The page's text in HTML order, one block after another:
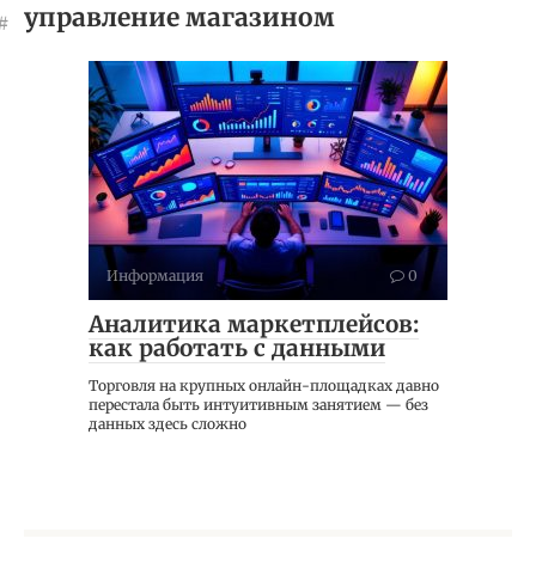
управление магазином
Информация 0
Аналитика маркетплейсов:
как работать с данными
Торговля на крупных онлайн-площадках давно
перестала быть интуитивным занятием — без
данных здесь сложно